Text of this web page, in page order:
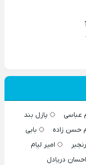
عباسی
پازل بند
حسن زاده
بابی
امیر لیام
احسان دریادل